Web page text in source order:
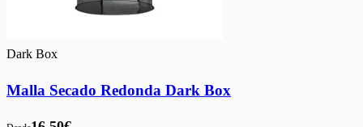
Dark Box
Malla Secado Redonda Dark Box